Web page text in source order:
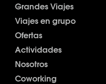
Grandes Viajes
Viajes en grupo
Ofertas
Actividades
Nosotros
Coworking